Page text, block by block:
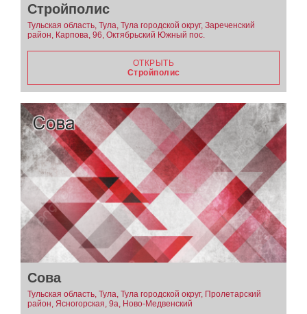
Стройполис
Тульская область, Тула, Тула городской округ, Зареченский
район, Карпова, 96, Октябрьский Южный пос.
ОТКРЫТЬ
Стройполис
Сова
Тульская область, Тула, Тула городской округ, Пролетарский
район, Ясногорская, 9а, Ново-Медвенский